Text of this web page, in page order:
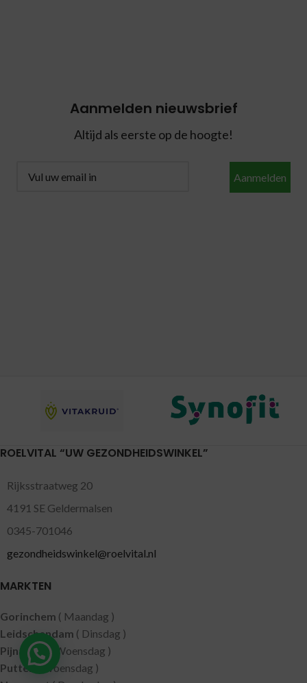
Aanmelden nieuwsbrief
Altijd als eerste op de hoogte!
Aanmelden
ROELVITAL “UW GEZONDHEIDSWINKEL”
Rijksstraatweg 20
4191 SE Geldermalsen
0345-701046
gezondheidswinkel@roelvital.nl
MARKTEN
Gorinchem ( Maandag )
Leidschendam ( Dinsdag )
Pijnacker( Woensdag )
Putten( Woensdag )